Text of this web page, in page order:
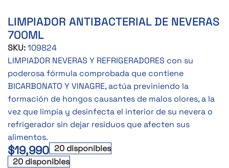
LIMPIADOR ANTIBACTERIAL DE NEVERAS
700ML
SKU:109824
LIMPIADOR NEVERAS Y REFRIGERADORES con su
poderosa fórmula comprobada que contiene
BICARBONATO Y VINAGRE, actúa previniendo la
formación de hongos causantes de malos olores, a la
vez que limpia y desinfecta el interior de su nevera o
refrigerador sin dejar residuos que afecten sus
alimentos.
$19,990 20 disponibles
20 disponibles